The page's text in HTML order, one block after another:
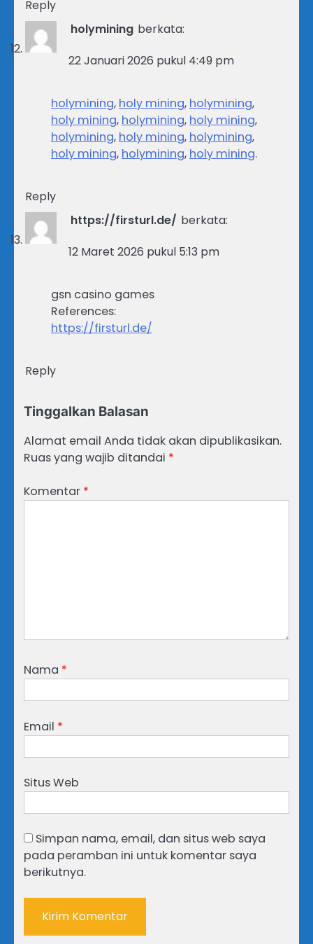
Reply
holymining berkata:
22 Januari 2026 pukul 4:49 pm
holymining, holy mining, holymining,
holy mining, holymining, holy mining,
holymining, holy mining, holymining,
holy mining, holymining, holy mining.
Reply
https://firsturl.de/ berkata:
12 Maret 2026 pukul 5:13 pm
gsn casino games
References:
https://firsturl.de/
Reply
Tinggalkan Balasan
Alamat email Anda tidak akan dipublikasikan.
Ruas yang wajib ditandai *
Komentar *
Nama *
Email *
Situs Web
Simpan nama, email, dan situs web saya
pada peramban ini untuk komentar saya
berikutnya.